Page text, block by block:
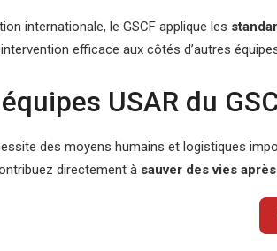
internationale, le GSCF applique les
intervention efficace aux côtés d’autres
USAR du
des moyens humains et logistiques
directement à sauver des vies